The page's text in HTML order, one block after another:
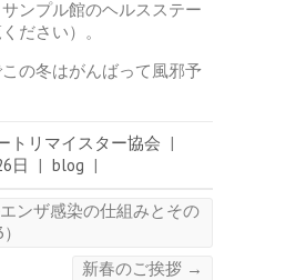
ンプル館のヘルスステー
ださい）。
の冬はがんばって風邪予
トリマイスター協会 |
日 | blog |
ンザ感染の仕組みとその
新春のご挨拶 →